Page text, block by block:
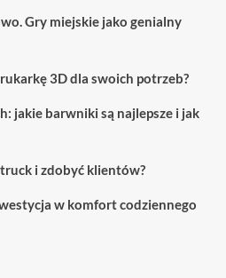
Gry miejskie jako genialny
3D dla swoich potrzeb?
jakie barwniki są najlepsze i jak
i zdobyć klientów?
w komfort codziennego